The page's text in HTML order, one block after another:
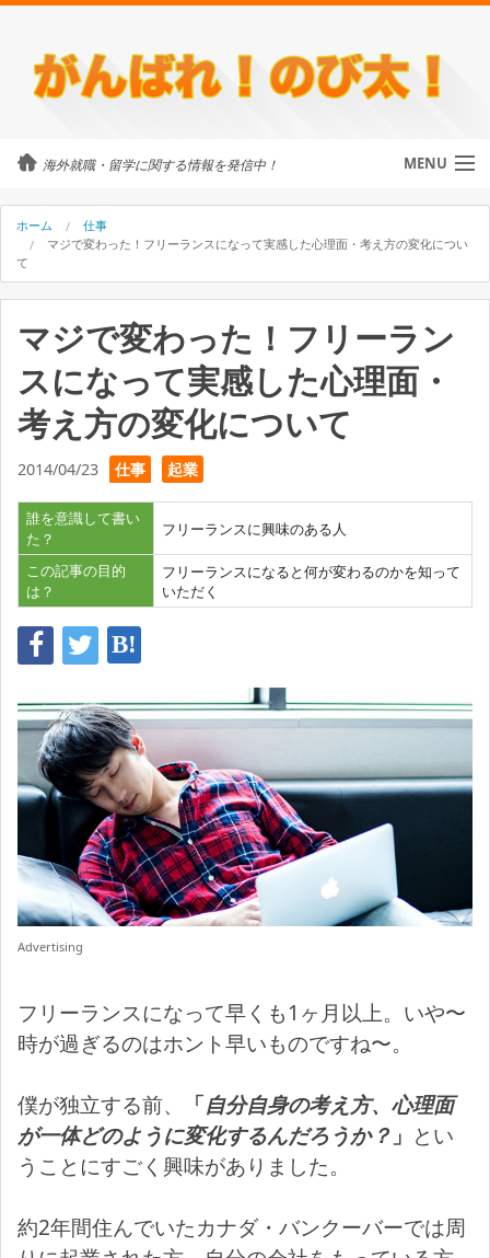
海外就職・留学に関する情報を発信中！ MENU
カテゴリ
のび太について
外国人に街頭インタビュー
海外就職・留学に関するご相談
ホーム
仕事
マジで変わった！フリーランスになって実感した心理面・考え方の変化につい
て
マジで変わった！フリーラン
スになって実感した心理面・
考え方の変化について
2014/04/23 仕事 起業
誰を意識して書い
た？
フリーランスに興味のある人
この記事の目的
は？
フリーランスになると何が変わるのかを知って
いただく
Advertising
フリーランスになって早くも1ヶ月以上。いや〜
時が過ぎるのはホント早いものですね〜。
僕が独立する前、 「自分自身の考え方、心理面
が一体どのように変化するんだろうか？ 」 とい
うことにすごく興味がありました。
約2年間住んでいたカナダ・バンクーバーでは周